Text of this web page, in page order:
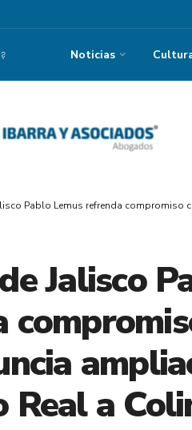
Noticias
Pablo Lemus refrenda compromiso
Jalisco
Real a